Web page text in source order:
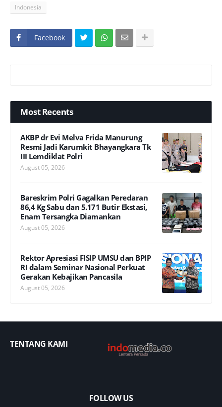
Indonesia
Facebook
Most Recents
AKBP dr Evi Melva Frida Manurung
Resmi Jadi Karumkit Bhayangkara Tk
III Lemdiklat Polri
August 05, 2026
Bareskrim Polri Gagalkan Peredaran
86,4 Kg Sabu dan 5.171 Butir Ekstasi,
Enam Tersangka Diamankan
August 05, 2026
Rektor Apresiasi FISIP UMSU dan BPIP
RI dalam Seminar Nasional Perkuat
Gerakan Kebajikan Pancasila
August 05, 2026
TENTANG KAMI
FOLLOW US